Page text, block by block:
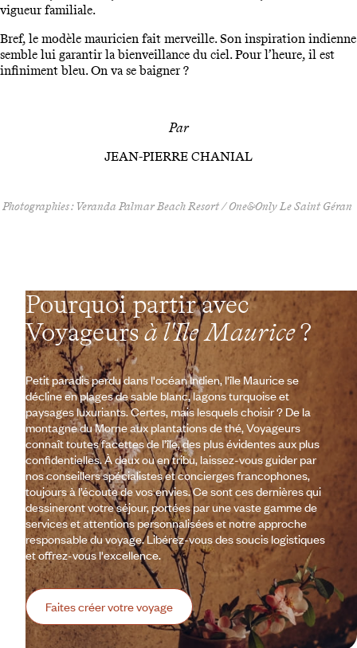
vigueur familiale.
Bref, le modèle mauricien fait merveille. Son inspiration indienne
semble lui garantir la bienveillance du ciel. Pour l’heure, il est
infiniment bleu. On va se baigner ?
Par
JEAN-PIERRE CHANIAL
Photographies : Veranda Palmar Beach Resort / One&Only Le Saint Géran
Pourquoi partir avec
Voyageursà l'Ile Maurice?
Petit paradis perdu dans l'océan Indien, l'île Maurice se
décline en plages de sable blanc, lagons turquoise et
paysages luxuriants. Certes, mais lesquels choisir ? De la
montagne du Morne aux plantations de thé, Voyageurs
connaît toutes facettes de l’île, des plus évidentes aux plus
confidentielles. À deux ou en tribu, laissez-vous guider par
nos conseillers spécialistes et concierges francophones,
toujours à l’écoute de vos envies. Ce sont ces dernières qui
dessineront votre séjour, portées par une vaste gamme de
services et attentions personnalisées et notre approche
responsable du voyage. Libérez-vous des soucis logistiques
et offrez-vous l'excellence.
Faites créer votre voyage